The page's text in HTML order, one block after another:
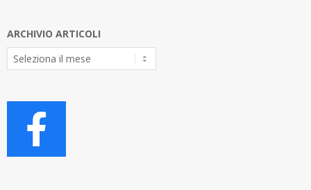
ARCHIVIO ARTICOLI
Archivio
Articoli